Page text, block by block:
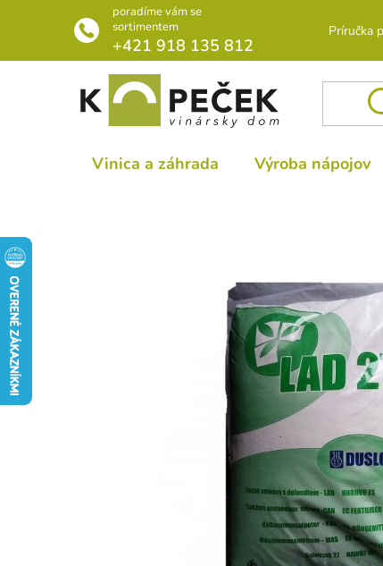
poradíme vám se
sortimentem
+421 918 135 812
Príručka
Vinica a záhrada Výroba nápojov